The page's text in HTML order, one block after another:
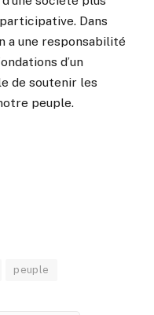
Dans
a une responsabilité
d’un
de soutenir les
peuple.
peuple